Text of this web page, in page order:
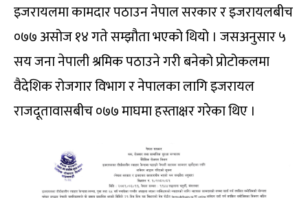
इजरायलमा कामदार पठाउन नेपाल सरकार र इजरायलबीच
०७७ असोज १४ गते सम्झौता भएको थियो । जसअनुसार ५
सय जना नेपाली श्रमिक पठाउने गरी बनेको प्रोटोकलमा
वैदेशिक रोजगार विभाग र नेपालका लागि इजरायल
राजदूतावासबीच ०७७ माघमा हस्ताक्षर गरेका थिए ।